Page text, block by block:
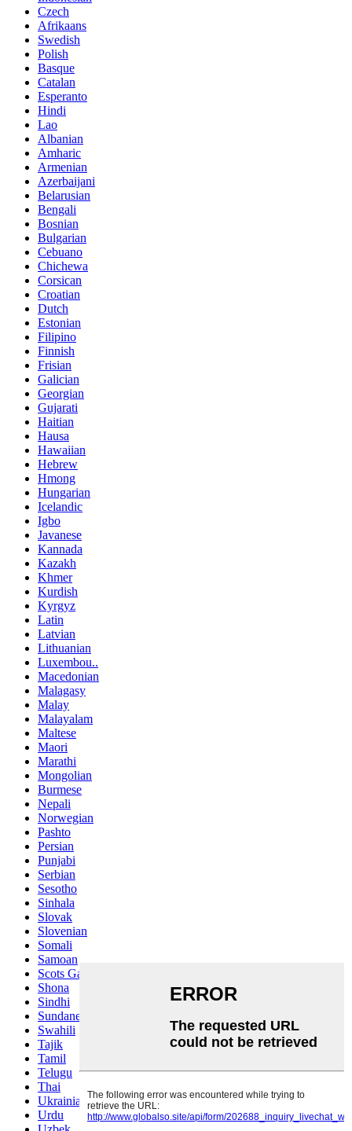
Czech
Afrikaans
Swedish
Polish
Basque
Catalan
Esperanto
Hindi
Lao
Albanian
Amharic
Armenian
Azerbaijani
Belarusian
Bengali
Bosnian
Bulgarian
Cebuano
Chichewa
Corsican
Croatian
Dutch
Estonian
Filipino
Finnish
Frisian
Galician
Georgian
Gujarati
Haitian
Hausa
Hawaiian
Hebrew
Hmong
Hungarian
Icelandic
Igbo
Javanese
Kannada
Kazakh
Khmer
Kurdish
Kyrgyz
Latin
Latvian
Lithuanian
Luxembou..
Macedonian
Malagasy
Malay
Malayalam
Maltese
Maori
Marathi
Mongolian
Burmese
Nepali
Norwegian
Pashto
Persian
Punjabi
Serbian
Sesotho
Sinhala
Slovak
Slovenian
Somali
Samoan
Scots Gaelic
Shona
Sindhi
Sundanese
Swahili
Tajik
Tamil
Telugu
Thai
Ukrainian
Urdu